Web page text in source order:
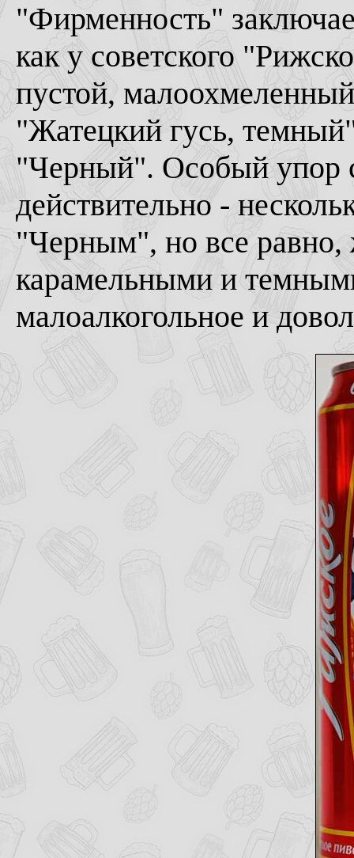
"Фирменность"
как у советского
пустой,
"Жатецкий гусь,
"Черный". Особый упор
действительно -
"Черным", но все равно,
карамельными и
малоалкогольное и